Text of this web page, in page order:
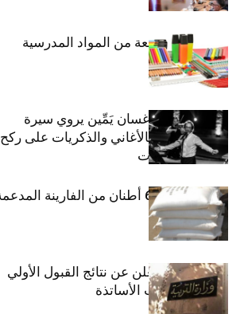
الفنان اللبناني غسان يَمِّين يروي سيرة
شارل أزنافور بالأغاني والذكريات على ركح
مسرح الحمامات
منوبة: حجز 6،3 أطنان من الفارينة المدعمة
وزارة التربية تعلن عن نتائج القبول الأولي
لمناظرة انتداب الأساتذة